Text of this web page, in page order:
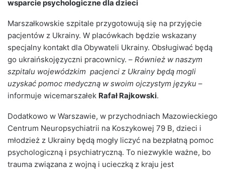
wsparcie psychologiczne dla dzieci
Marszałkowskie szpitale przygotowują się na przyjęcie
pacjentów z Ukrainy. W placówkach będzie wskazany
specjalny kontakt dla Obywateli Ukrainy. Obsługiwać będą
go ukraińskojęzyczni pracownicy. – Również w naszym
szpitalu wojewódzkim pacjenci z Ukrainy będą mogli
uzyskać pomoc medyczną w swoim ojczystym języku –
informuje wicemarszałek Rafał Rajkowski.
Dodatkowo w Warszawie, w przychodniach Mazowieckiego
Centrum Neuropsychiatrii na Koszykowej 79 B, dzieci i
młodzież z Ukrainy będą mogły liczyć na bezpłatną pomoc
psychologiczną i psychiatryczną. To niezwykle ważne, bo
trauma związana z wojną i ucieczką z kraju jest